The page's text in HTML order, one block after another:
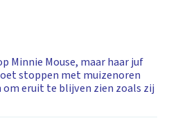
Minnie Mouse, maar haar juf
stoppen met muizenoren
om eruit te blijven zien zoals zij